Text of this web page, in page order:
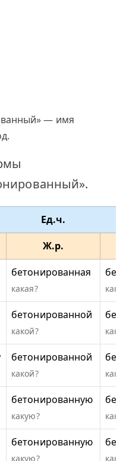
— имя
Ед.ч.
Ж.р.
бетонированная
какая?
бетонированной
какой?
бетонированной
какой?
бетонированную
какую?
бетонированную
какую?